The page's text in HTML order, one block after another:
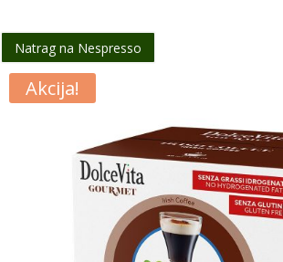
Natrag na Nespresso
Akcija!